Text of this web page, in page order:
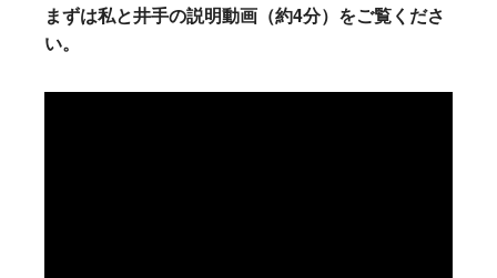
まずは私と井手の説明動画（約4分）をご覧くださ
い。